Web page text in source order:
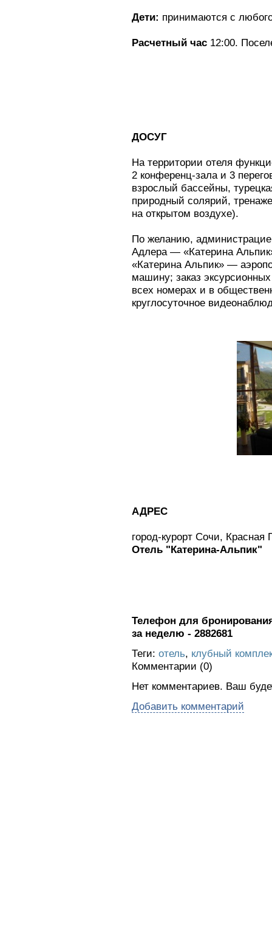
Дети: принимаются с
Расчетный час 12:00.
ДОСУГ
На территории отеля
2 конференц-зала и 3
взрослый бассейны,
природный солярий,
на открытом воздухе).
По желанию,
Адлера — «Катерина
«Катерина Альпик» —
машину; заказ
всех номерах и в
круглосуточное
АДРЕС
город-курорт Сочи,
Отель "Катерина-Альпик"
Телефон для
за неделю - 2882681
Теги: отель, клубный
Комментарии (0)
Нет комментариев. Ваш
Добавить комментарий